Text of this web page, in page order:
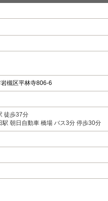
槻区平林寺806-6
徒歩37分
駅 朝日自動車 橋場 バス3分 停歩30分